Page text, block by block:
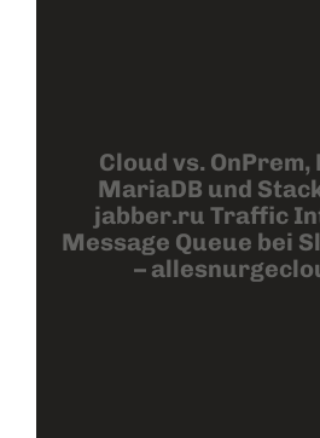
Cloud vs.
MariaDB und
jabber.ru Traffic
Message Queue bei
–